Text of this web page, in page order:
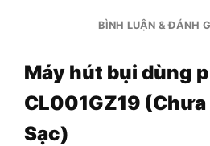
BÌNH LUẬN & ĐÁNH
Máy hút bụi dùng
CL001GZ19 (Chưa
Sạc)